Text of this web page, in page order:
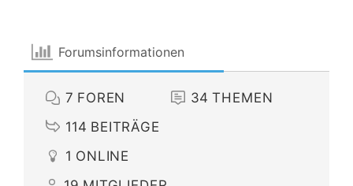
Forumsinformationen
7 FOREN 34 THEMEN
114 BEITRÄGE
1 ONLINE